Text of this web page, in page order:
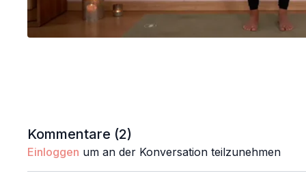
Kommentare (2)
Einloggen um an der Konversation teilzunehmen